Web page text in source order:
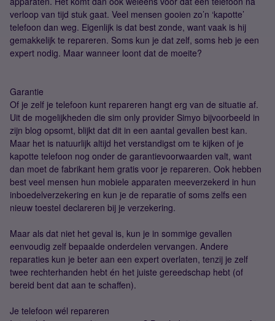
verloop van tijd stuk gaat. Veel mensen gooien zo’n ‘kapotte’
telefoon dan weg. Eigenlijk is dat best zonde, want vaak is hij
gemakkelijk te repareren. Soms kun je dat zelf, soms heb je een
expert nodig. Maar wanneer loont dat de moeite?
Garantie
Of je zelf je telefoon kunt repareren hangt erg van de situatie af.
Uit de mogelijkheden die sim only provider Simyo bijvoorbeeld in
zijn blog opsomt, blijkt dat dit in een aantal gevallen best kan.
Maar het is natuurlijk altijd het verstandigst om te kijken of je
kapotte telefoon nog onder de garantievoorwaarden valt, want
dan moet de fabrikant hem gratis voor je repareren. Ook hebben
best veel mensen hun mobiele apparaten meeverzekerd in hun
inboedelverzekering en kun je de reparatie of soms zelfs een
nieuw toestel declareren bij je verzekering.
Maar als dat niet het geval is, kun je in sommige gevallen
eenvoudig zelf bepaalde onderdelen vervangen. Andere
reparaties kun je beter aan een expert overlaten, tenzij je zelf
twee rechterhanden hebt én het juiste gereedschap hebt (of
bereid bent dat aan te schaffen).
Je telefoon wél repareren